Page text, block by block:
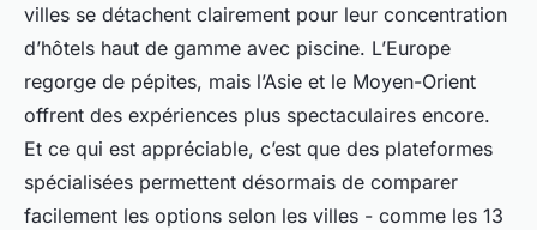
villes se détachent clairement pour leur concentration
d’hôtels haut de gamme avec piscine. L’Europe
regorge de pépites, mais l’Asie et le Moyen-Orient
offrent des expériences plus spectaculaires encore.
Et ce qui est appréciable, c’est que des plateformes
spécialisées permettent désormais de comparer
facilement les options selon les villes - comme les 13